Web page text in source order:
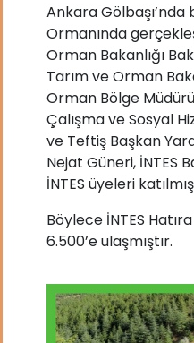
Ankara Gölbaşı’nda
Ormanında
Orman Bakanlığı
Tarım ve Orman
Orman Bölge
Çalışma ve Sosyal
ve Teftiş Başkan
Nejat Güneri, İNTES
İNTES üyeleri
Böylece İNTES
6.500’e ulaşmıştır.